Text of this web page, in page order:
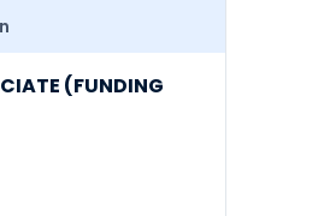
(FUNDING